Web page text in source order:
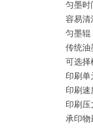
匀墨时
容易清
匀墨辊
传统油
可选择
印刷单
印刷速
印刷压
承印物